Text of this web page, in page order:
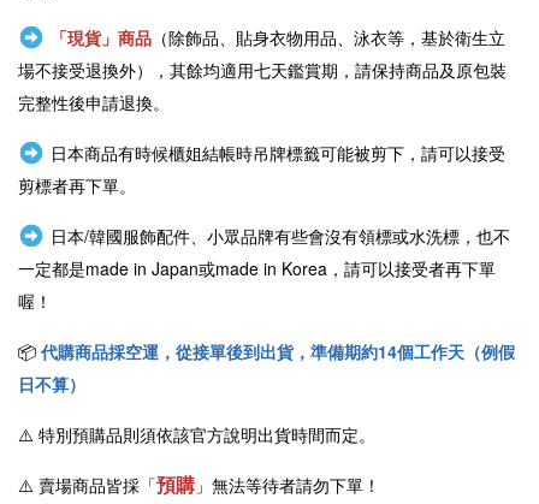
「現貨」商品（除飾品、貼身衣物用品、泳衣等，基於衛生立
場不接受退換外），其餘均適用七天鑑賞期，請保持商品及原包裝
完整性後申請退換。
日本商品有時候櫃姐結帳時吊牌標籤可能被剪下，請可以接受
剪標者再下單。
日本/韓國服飾配件、小眾品牌有些會沒有領標或水洗標，也不
一定都是made in Japan或made in Korea，請可以接受者再下單
喔！
📦 代購商品採空運，從接單後到出貨，準備期約14個工作天（例假
日不算）
⚠️ 特別預購品則須依該官方說明出貨時間而定。
⚠️ 賣場商品皆採 「預購 」 無法等待者請勿下單！